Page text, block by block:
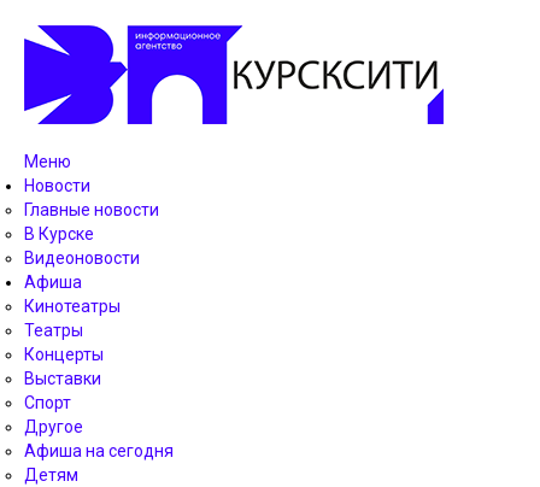
Меню
Новости
Главные новости
В Курске
Видеоновости
Афиша
Кинотеатры
Театры
Концерты
Выставки
Спорт
Другое
Афиша на сегодня
Детям